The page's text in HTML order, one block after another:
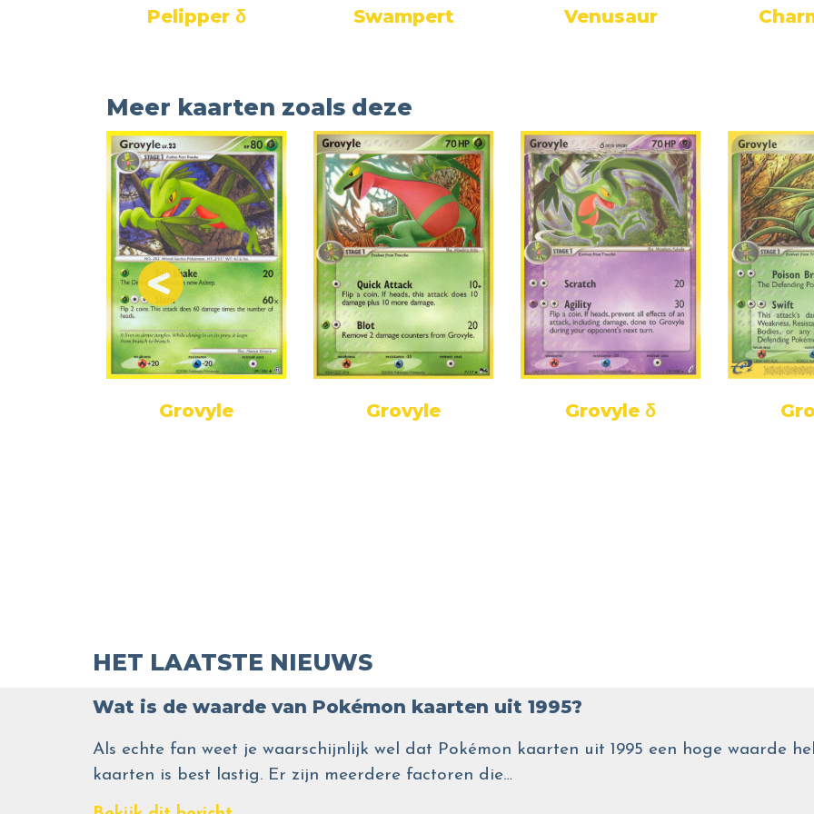
Pelipper δ Swampert Venusaur
Meer kaarten zoals deze
Grovyle Grovyle Grovyle δ
HET LAATSTE NIEUWS
Wat is de waarde van Pokémon kaarten uit 1995?
Als echte fan weet je waarschijnlijk wel dat Pokémon kaarten uit 1995 een hoge waarde
kaarten is best lastig. Er zijn meerdere factoren die…